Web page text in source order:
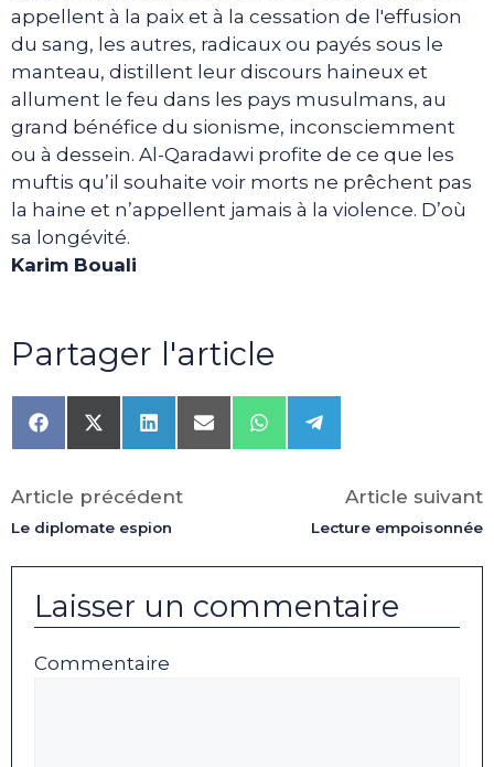
appellent à la paix et à la cessation de l'effusion
du sang, les autres, radicaux ou payés sous le
manteau, distillent leur discours haineux et
allument le feu dans les pays musulmans, au
grand bénéfice du sionisme, inconsciemment
ou à dessein. Al-Qaradawi profite de ce que les
muftis qu’il souhaite voir morts ne prêchent pas
la haine et n’appellent jamais à la violence. D’où
sa longévité.
Karim Bouali
Partager l'article
Share
on
Share
on
(Twitter)
Share
on
Share
on
Share
on
Share
on
Article précédent
Le diplomate espion
Article suivant
Lecture empoisonnée
Laisser un commentaire
Commentaire